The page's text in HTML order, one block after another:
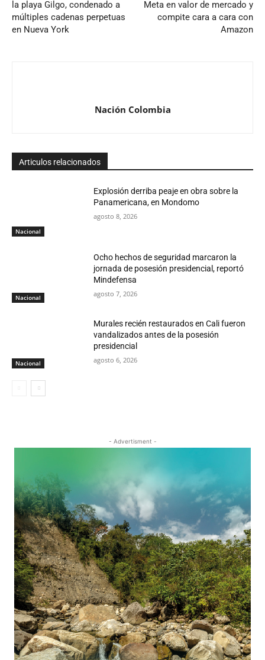
la playa Gilgo, condenado a
múltiples cadenas perpetuas
en Nueva York
Meta en valor de mercado y
compite cara a cara con
Amazon
Nación Colombia
Articulos relacionados
Nacional
Explosión derriba peaje en obra sobre la
Panamericana, en Mondomo
agosto 8, 2026
Nacional
Ocho hechos de seguridad marcaron la
jornada de posesión presidencial, reportó
Mindefensa
agosto 7, 2026
Nacional
Murales recién restaurados en Cali fueron
vandalizados antes de la posesión
presidencial
agosto 6, 2026
- Advertisment -